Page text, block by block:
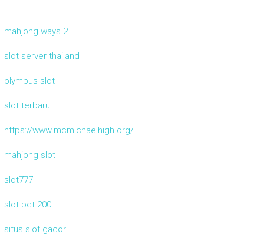
mahjong ways 2
slot server thailand
olympus slot
slot terbaru
https://www.mcmichaelhigh.org/
mahjong slot
slot777
slot bet 200
situs slot gacor